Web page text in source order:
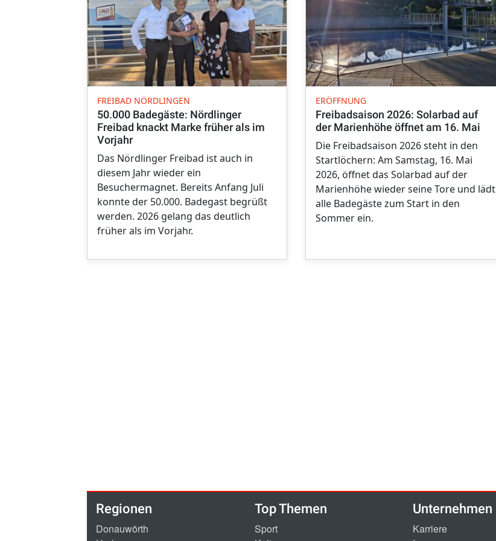
FREIBAD NÖRDLINGEN
50.000 Badegäste: Nördlinger
Freibad knackt Marke früher als im
Vorjahr
Das Nördlinger Freibad ist auch in
diesem Jahr wieder ein
Besuchermagnet. Bereits Anfang Juli
konnte der 50.000. Badegast begrüßt
werden. 2026 gelang das deutlich
früher als im Vorjahr.
ERÖFFNUNG
Freibadsaison 2026: Solarbad auf
der Marienhöhe öffnet am 16. Mai
Die Freibadsaison 2026 steht in den
Startlöchern: Am Samstag, 16. Mai
2026, öffnet das Solarbad auf der
Marienhöhe wieder seine Tore und lädt
alle Badegäste zum Start in den
Sommer ein.
Regionen
Donauwörth
Top Themen
Sport
Unternehmen
Karriere